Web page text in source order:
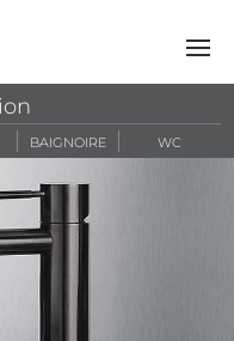
BAIGNOIRE WC